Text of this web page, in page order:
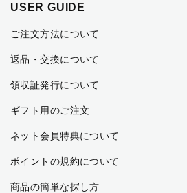
USER GUIDE
ご注文方法について
返品・交換について
領収証発行について
ギフト用のご注文
ネット会員特典について
ポイントの規約について
商品の簡単な探し方